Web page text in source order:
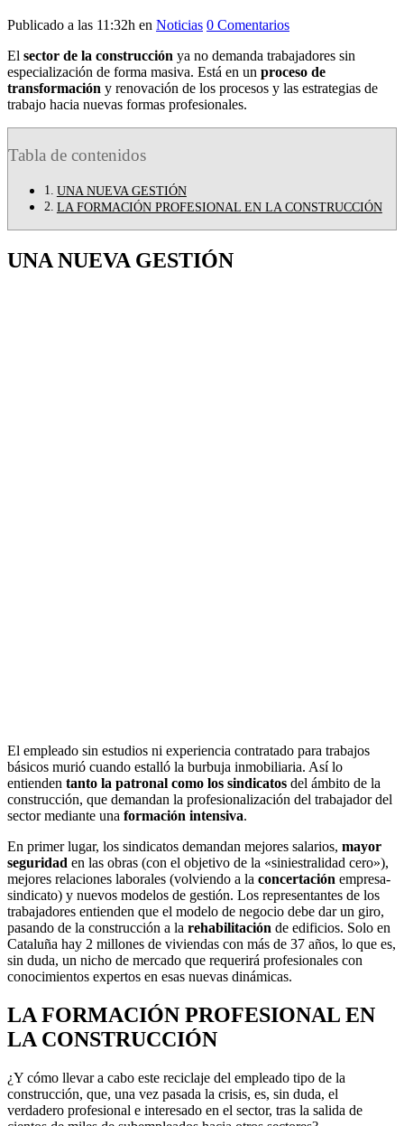
Publicado a las 11:32h en Noticias 0 Comentarios
El sector de la construcción ya no demanda trabajadores sin
especialización de forma masiva. Está en un proceso de
transformación y renovación de los procesos y las estrategias de
trabajo hacia nuevas formas profesionales.
Tabla de contenidos
UNA NUEVA GESTIÓN
LA FORMACIÓN PROFESIONAL EN LA CONSTRUCCIÓN
UNA NUEVA GESTIÓN
El empleado sin estudios ni experiencia contratado para trabajos
básicos murió cuando estalló la burbuja inmobiliaria. Así lo
entienden tanto la patronal como los sindicatos del ámbito de la
construcción, que demandan la profesionalización del trabajador del
sector mediante una formación intensiva.
En primer lugar, los sindicatos demandan mejores salarios, mayor
seguridad en las obras (con el objetivo de la «siniestralidad cero»),
mejores relaciones laborales (volviendo a la concertación empresa-
sindicato) y nuevos modelos de gestión. Los representantes de los
trabajadores entienden que el modelo de negocio debe dar un giro,
pasando de la construcción a la rehabilitación de edificios. Solo en
Cataluña hay 2 millones de viviendas con más de 37 años, lo que es,
sin duda, un nicho de mercado que requerirá profesionales con
conocimientos expertos en esas nuevas dinámicas.
LA FORMACIÓN PROFESIONAL EN
LA CONSTRUCCIÓN
¿Y cómo llevar a cabo este reciclaje del empleado tipo de la
construcción, que, una vez pasada la crisis, es, sin duda, el
verdadero profesional e interesado en el sector, tras la salida de